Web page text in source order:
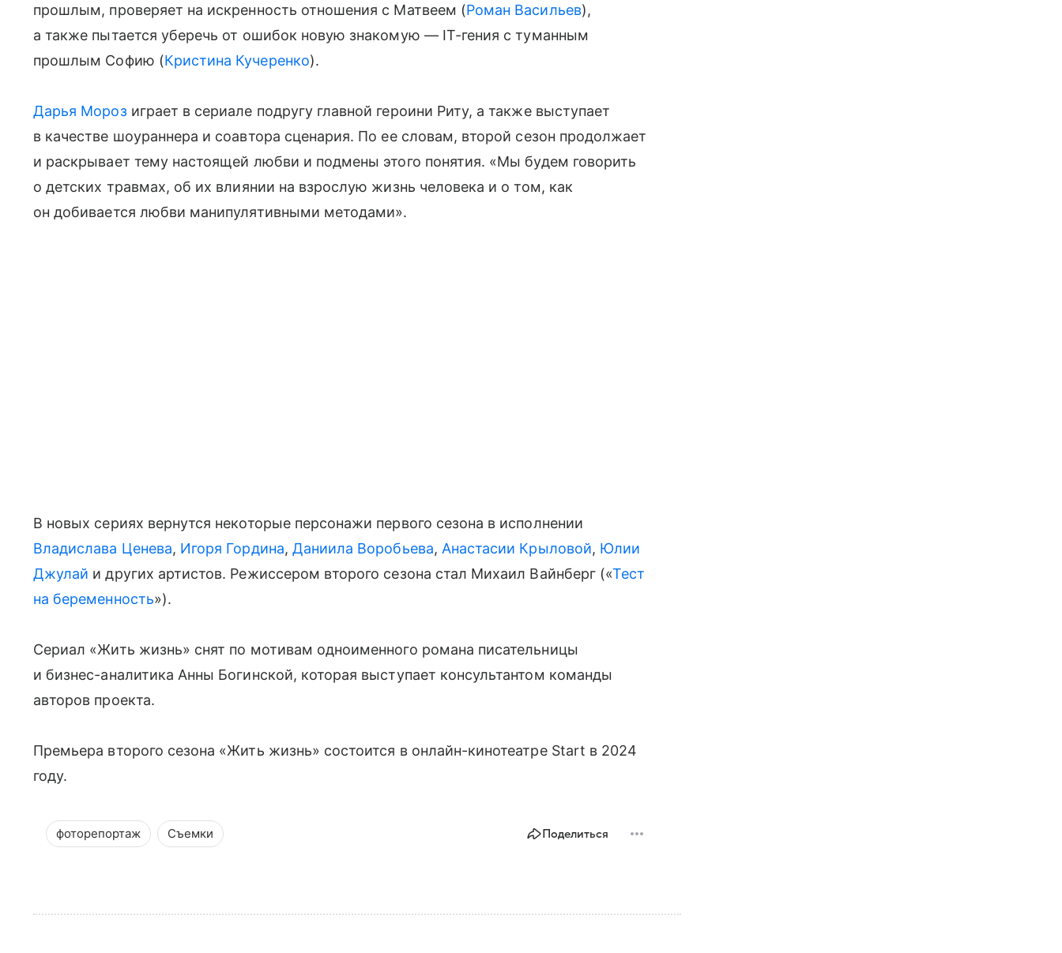
прошлым, проверяет на искренность отношения с Матвеем (Роман Васильев),
а также пытается уберечь от ошибок новую знакомую — IT-гения с туманным
прошлым Софию (Кристина Кучеренко).
Дарья Мороз играет в сериале подругу главной героини Риту, а также выступает
в качестве шоураннера и соавтора сценария. По ее словам, второй сезон продолжает
и раскрывает тему настоящей любви и подмены этого понятия. «Мы будем говорить
о детских травмах, об их влиянии на взрослую жизнь человека и о том, как
он добивается любви манипулятивными методами».
В новых сериях вернутся некоторые персонажи первого сезона в исполнении
Владислава Ценева, Игоря Гордина, Даниила Воробьева, Анастасии Крыловой, Юлии
Джулай и других артистов. Режиссером второго сезона стал Михаил Вайнберг («Тест
на беременность»).
Сериал «Жить жизнь» снят по мотивам одноименного романа писательницы
и бизнес-аналитика Анны Богинской, которая выступает консультантом команды
авторов проекта.
Премьера второго сезона «Жить жизнь» состоится в онлайн-кинотеатре Start в 2024
году.
фоторепортаж Съемки Поделиться